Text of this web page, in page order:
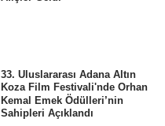
33. Uluslararası Adana Altın
Koza Film Festivali'nde Orhan
Kemal Emek Ödülleri’nin
Sahipleri Açıklandı